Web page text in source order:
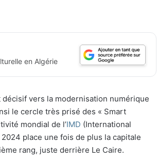
en Algérie
vers la modernisation numérique
le cercle très prisé des « Smart
mondial de l’IMD (International
place une fois de plus la capitale
rang, juste derrière Le Caire.